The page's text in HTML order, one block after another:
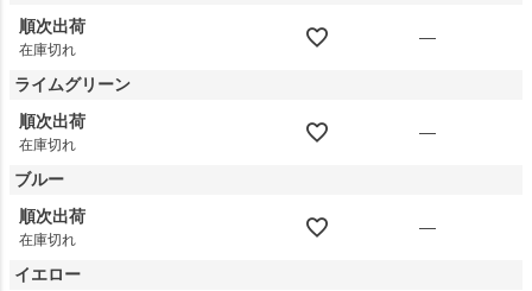
順次出荷
在庫切れ
—
ライムグリーン
順次出荷
在庫切れ
—
ブルー
順次出荷
在庫切れ
—
イエロー